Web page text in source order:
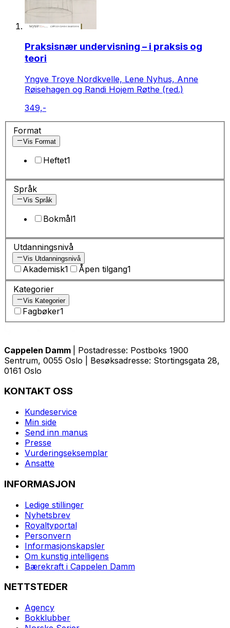
Praksisnær undervisning – i praksis og
teori
Yngve Troye Nordkvelle, Lene Nyhus, Anne
Røisehagen og Randi Hojem Røthe (red.)
349,-
Format
Vis Format
Heftet1
Språk
Vis Språk
Bokmål1
Utdanningsnivå
Vis Utdanningsnivå
Akademisk1 Åpen tilgang1
Kategorier
Vis Kategorier
Fagbøker1
Cappelen Damm
| Postadresse: Postboks 1900
Sentrum, 0055 Oslo | Besøksadresse: Stortingsgata 28,
0161 Oslo
KONTAKT OSS
Kundeservice
Min side
Send inn manus
Presse
Vurderingseksemplar
Ansatte
INFORMASJON
Ledige stillinger
Nyhetsbrev
Royaltyportal
Personvern
Informasjonskapsler
Om kunstig intelligens
Bærekraft i Cappelen Damm
NETTSTEDER
Agency
Bokklubber